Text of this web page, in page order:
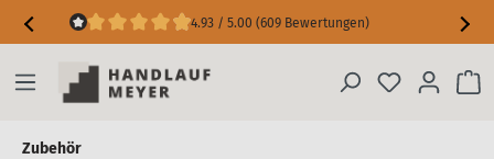
4.93 / 5.00 (609 Bewertungen)
Zubehör